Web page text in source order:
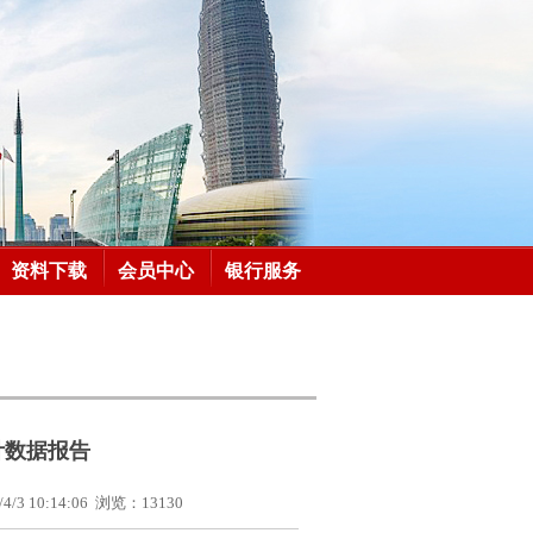
资料下载 会员中心 银行服务
数据报告
3 10:14:06 浏览： 13130